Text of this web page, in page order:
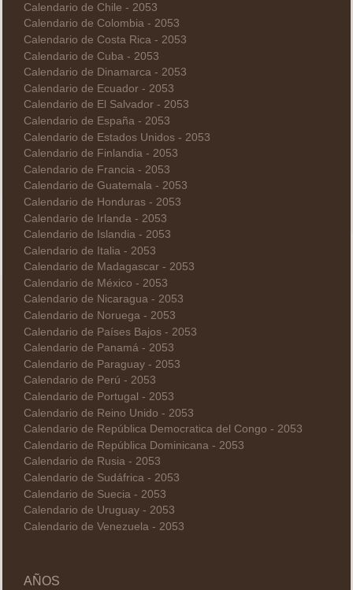
Calendario de Chile - 2053
Calendario de Colombia - 2053
Calendario de Costa Rica - 2053
Calendario de Cuba - 2053
Calendario de Dinamarca - 2053
Calendario de Ecuador - 2053
Calendario de El Salvador - 2053
Calendario de España - 2053
Calendario de Estados Unidos - 2053
Calendario de Finlandia - 2053
Calendario de Francia - 2053
Calendario de Guatemala - 2053
Calendario de Honduras - 2053
Calendario de Irlanda - 2053
Calendario de Islandia - 2053
Calendario de Italia - 2053
Calendario de Madagascar - 2053
Calendario de México - 2053
Calendario de Nicaragua - 2053
Calendario de Noruega - 2053
Calendario de Países Bajos - 2053
Calendario de Panamá - 2053
Calendario de Paraguay - 2053
Calendario de Perú - 2053
Calendario de Portugal - 2053
Calendario de Reino Unido - 2053
Calendario de República Democratica del Congo - 2053
Calendario de República Dominicana - 2053
Calendario de Rusia - 2053
Calendario de Sudáfrica - 2053
Calendario de Suecia - 2053
Calendario de Uruguay - 2053
Calendario de Venezuela - 2053
AÑOS